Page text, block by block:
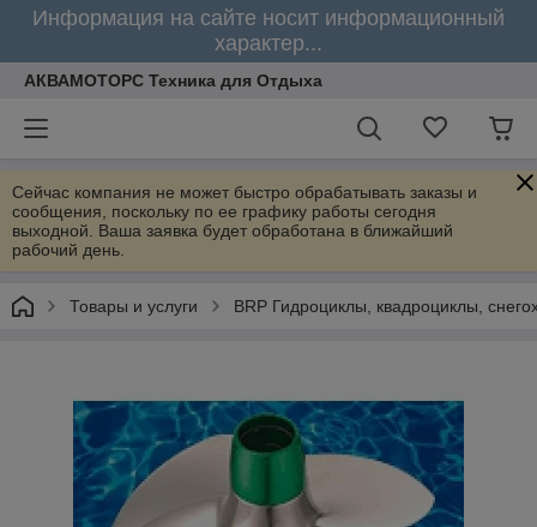
Информация на сайте носит информационный
характер...
АКВАМОТОРС Техника для Отдыха
Сейчас компания не может быстро обрабатывать заказы и
сообщения, поскольку по ее графику работы сегодня
выходной. Ваша заявка будет обработана в ближайший
рабочий день.
Товары и услуги BRP Гидроциклы, квадроциклы,